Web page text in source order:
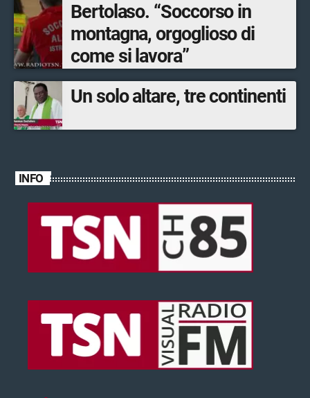
Bertolaso. “Soccorso in
montagna, orgoglioso di
come si lavora”
Un solo altare, tre continenti
INFO